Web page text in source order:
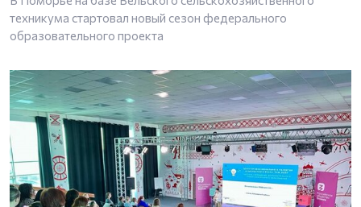
техникума стартовал новый сезон федерального
образовательного проекта